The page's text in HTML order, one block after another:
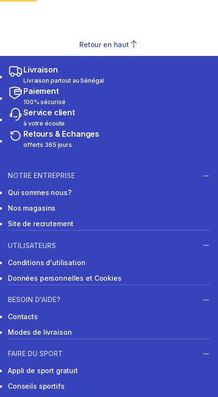
Retour en haut
Livraison
Livraison partout au Sénégal
Paiement
100% sécurisé
Service client
à votre écoute
Retours & Echanges
offerts 365 jours
NOTRE ENTREPRISE
Qui sommes nous?
Nos magasins
Site de recrutement
UTILISATEURS
Conditions d'utilisation
Données personnelles et Cookies
BESOIN D'AIDE?
Contacts
Modes de livraison
FAIRE DU SPORT
Appli de sport gratuit
Conseils sportifs